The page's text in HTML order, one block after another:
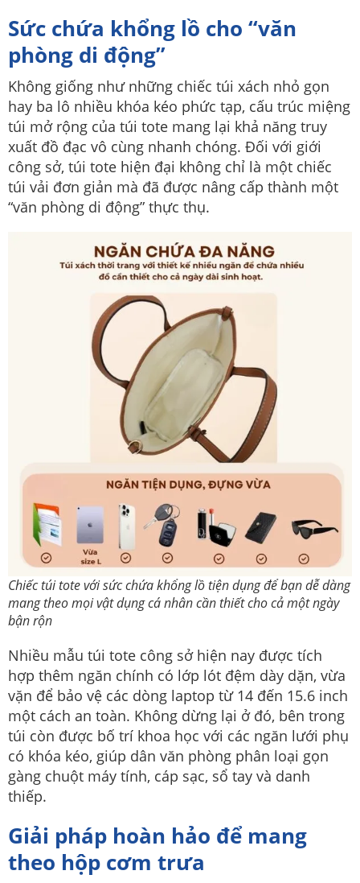
Sức chứa khổng lồ cho “văn
phòng di động”
Không giống như những chiếc túi xách nhỏ gọn
hay ba lô nhiều khóa kéo phức tạp, cấu trúc miệng
túi mở rộng của túi tote mang lại khả năng truy
xuất đồ đạc vô cùng nhanh chóng. Đối với giới
công sở, túi tote hiện đại không chỉ là một chiếc
túi vải đơn giản mà đã được nâng cấp thành một
“văn phòng di động” thực thụ.
Chiếc túi tote với sức chứa khổng lồ tiện dụng để bạn dễ dàng
mang theo mọi vật dụng cá nhân cần thiết cho cả một ngày
bận rộn
Nhiều mẫu túi tote công sở hiện nay được tích
hợp thêm ngăn chính có lớp lót đệm dày dặn, vừa
vặn để bảo vệ các dòng laptop từ 14 đến 15.6 inch
một cách an toàn. Không dừng lại ở đó, bên trong
túi còn được bố trí khoa học với các ngăn lưới phụ
có khóa kéo, giúp dân văn phòng phân loại gọn
gàng chuột máy tính, cáp sạc, sổ tay và danh
thiếp.
Giải pháp hoàn hảo để mang
theo hộp cơm trưa